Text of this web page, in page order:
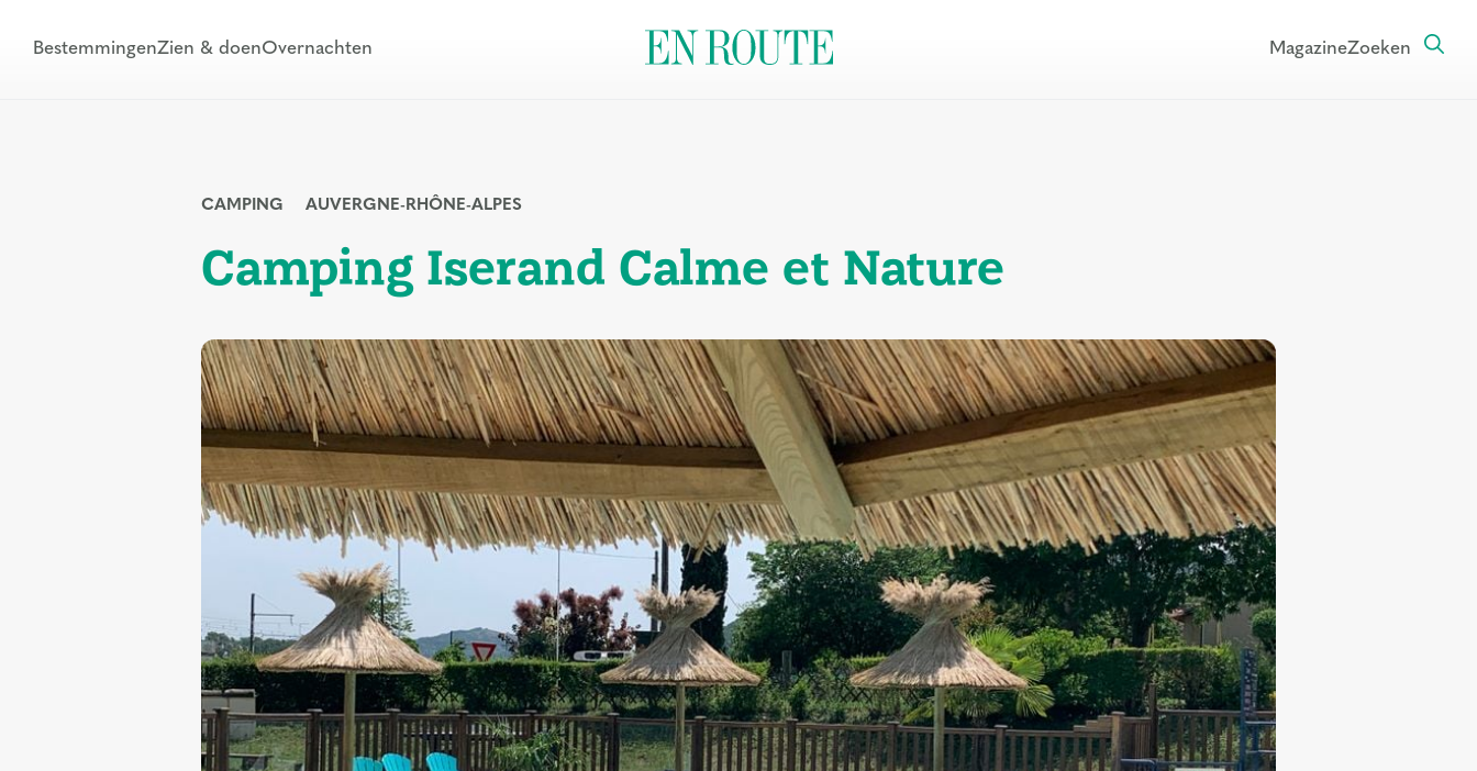
BestemmingenZien & doenOvernachten MagazineZoeken
CAMPING AUVERGNE-RHÔNE-ALPES
Camping Iserand Calme et Nature